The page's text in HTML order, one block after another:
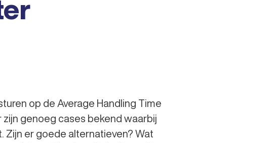
op de Average Handling Time
zijn genoeg cases bekend waarbij
Zijn er goede alternatieven? Wat